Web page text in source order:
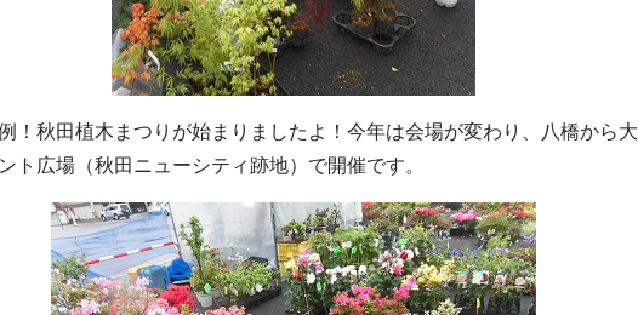
！秋田植木まつりが始まりましたよ！今年は会場が変わり、八橋から大
ト広場（秋田ニューシティ跡地）で開催です。